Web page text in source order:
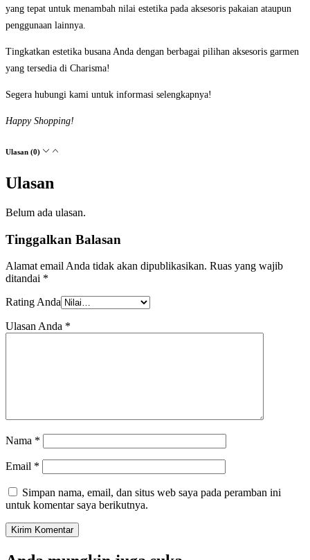
yang tepat untuk menambah nilai estetika pada aksesoris pakaian ataupun
penggunaan lainnya.
Tingkatkan estetika busana Anda dengan berbagai pilihan aksesoris garmen
yang tersedia di Charisma!
Segera hubungi kami untuk informasi selengkapnya!
Happy Shopping!
Ulasan (0)
Ulasan
Belum ada ulasan.
Tinggalkan Balasan
Alamat email Anda tidak akan dipublikasikan. Ruas yang wajib
ditandai *
Rating Anda
Ulasan Anda *
Nama *
Email *
Simpan nama, email, dan situs web saya pada peramban ini
untuk komentar saya berikutnya.